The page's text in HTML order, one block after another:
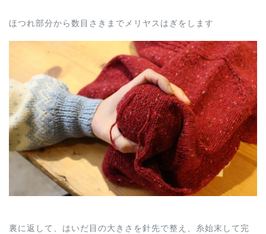
ほつれ部分から数目さきまでメリヤスはぎをします
裏に返して、はいだ目の大きさを針先で整え、糸始末して完